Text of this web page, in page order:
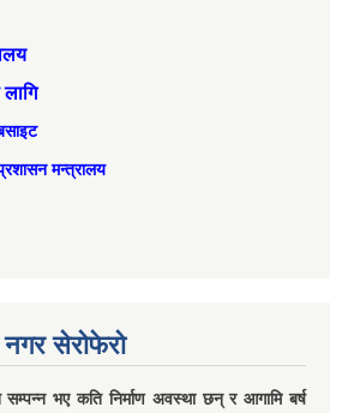
मन्त्रालय
नगर सेरोफेरो
सम्पन्न भए कति निर्माण अवस्था छन् र आगामि बर्ष